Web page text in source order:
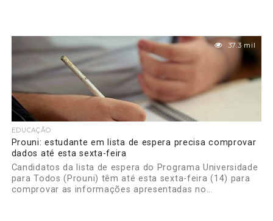
37.3 mil
EDUCAÇÃO
Prouni: estudante em lista de espera precisa comprovar
dados até esta sexta-feira
Candidatos da lista de espera do Programa Universidade
para Todos (Prouni) têm até esta sexta-feira (14) para
comprovar as informações apresentadas no...